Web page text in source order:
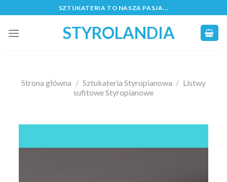
to
content
SZTUKATERIA TO NASZA PASJA...
STYROLANDIA
Strona główna / Sztukateria Styropianowa / Listwy
sufitowe Styropianowe